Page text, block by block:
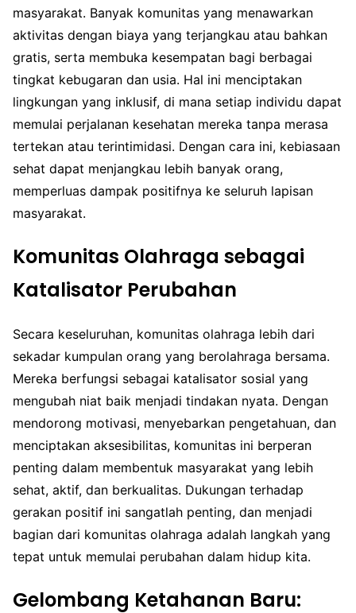
masyarakat. Banyak komunitas yang menawarkan
aktivitas dengan biaya yang terjangkau atau bahkan
gratis, serta membuka kesempatan bagi berbagai
tingkat kebugaran dan usia. Hal ini menciptakan
lingkungan yang inklusif, di mana setiap individu dapat
memulai perjalanan kesehatan mereka tanpa merasa
tertekan atau terintimidasi. Dengan cara ini, kebiasaan
sehat dapat menjangkau lebih banyak orang,
memperluas dampak positifnya ke seluruh lapisan
masyarakat.
Komunitas Olahraga sebagai
Katalisator Perubahan
Secara keseluruhan, komunitas olahraga lebih dari
sekadar kumpulan orang yang berolahraga bersama.
Mereka berfungsi sebagai katalisator sosial yang
mengubah niat baik menjadi tindakan nyata. Dengan
mendorong motivasi, menyebarkan pengetahuan, dan
menciptakan aksesibilitas, komunitas ini berperan
penting dalam membentuk masyarakat yang lebih
sehat, aktif, dan berkualitas. Dukungan terhadap
gerakan positif ini sangatlah penting, dan menjadi
bagian dari komunitas olahraga adalah langkah yang
tepat untuk memulai perubahan dalam hidup kita.
Gelombang Ketahanan Baru: